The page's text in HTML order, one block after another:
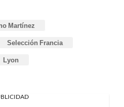
Martínez
Selección Francia
Lyon